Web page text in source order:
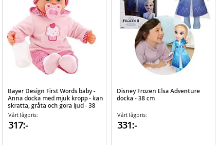
Bayer Design First Words baby -
Anna docka med mjuk kropp - kan
skratta, gråta och göra ljud - 38
cm
Vårt lågpris:
317:-
Disney Frozen Elsa Adventure
docka - 38 cm
Vårt lågpris:
331:-